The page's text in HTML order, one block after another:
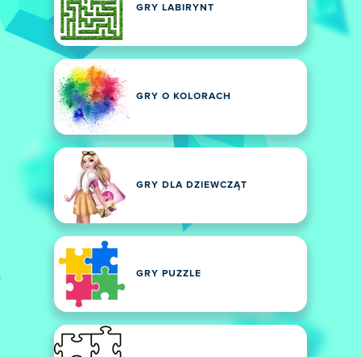
GRY LABIRYNT
GRY O KOLORACH
GRY DLA DZIEWCZĄT
GRY PUZZLE